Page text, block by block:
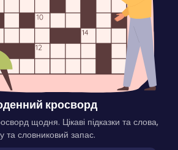
кросворд
щодня. Цікаві підказки та слова,
та словниковий запас.